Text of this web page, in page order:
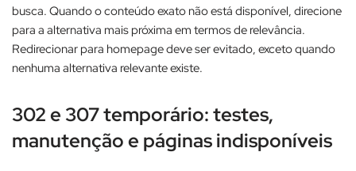
busca. Quando o conteúdo exato não está disponível, direcione
para a alternativa mais próxima em termos de relevância.
Redirecionar para homepage deve ser evitado, exceto quando
nenhuma alternativa relevante existe.
302 e 307 temporário: testes,
manutenção e páginas indisponíveis